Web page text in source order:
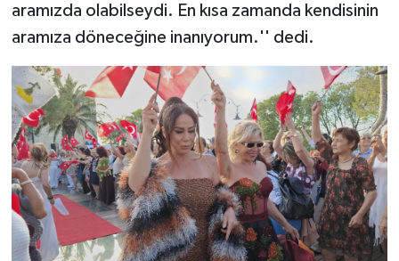
aramızda olabilseydi. En kısa zamanda kendisinin
aramıza döneceğine inanıyorum.'' dedi.